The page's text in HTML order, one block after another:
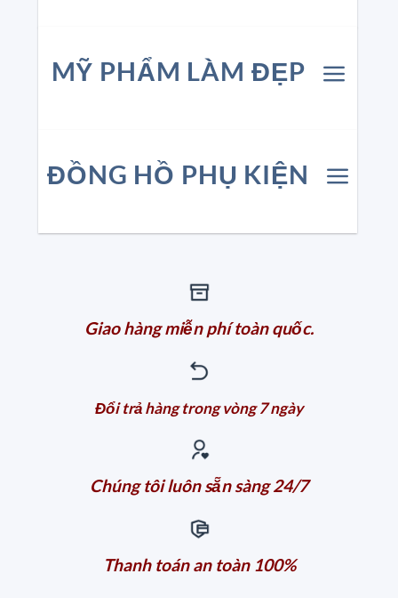
MỸ PHẨM LÀM ĐẸP
ĐỒNG HỒ PHỤ KIỆN
Giao hàng miễn phí toàn quốc.
Đổi trả hàng trong vòng 7 ngày
Chúng tôi luôn sẵn sàng 24/7
Thanh toán an toàn 100%